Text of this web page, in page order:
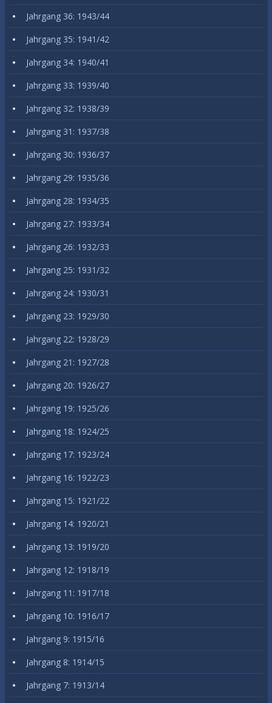
Jahrgang 36: 1943/44
Jahrgang 35: 1941/42
Jahrgang 34: 1940/41
Jahrgang 33: 1939/40
Jahrgang 32: 1938/39
Jahrgang 31: 1937/38
Jahrgang 30: 1936/37
Jahrgang 29: 1935/36
Jahrgang 28: 1934/35
Jahrgang 27: 1933/34
Jahrgang 26: 1932/33
Jahrgang 25: 1931/32
Jahrgang 24: 1930/31
Jahrgang 23: 1929/30
Jahrgang 22: 1928/29
Jahrgang 21: 1927/28
Jahrgang 20: 1926/27
Jahrgang 19: 1925/26
Jahrgang 18: 1924/25
Jahrgang 17: 1923/24
Jahrgang 16: 1922/23
Jahrgang 15: 1921/22
Jahrgang 14: 1920/21
Jahrgang 13: 1919/20
Jahrgang 12: 1918/19
Jahrgang 11: 1917/18
Jahrgang 10: 1916/17
Jahrgang 9: 1915/16
Jahrgang 8: 1914/15
Jahrgang 7: 1913/14